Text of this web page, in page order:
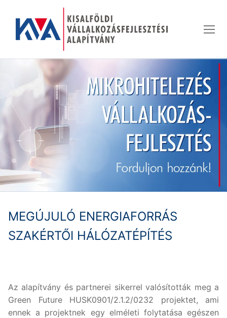
tartalomra
MEGÚJULÓ ENERGIAFORRÁS
SZAKÉRTŐI HÁLÓZATÉPÍTÉS
Az alapítvány és partnerei sikerrel valósították meg a
Green Future HUSK0901/2.1.2/0232 projektet, ami
ennek a projektnek egy elméleti folytatása egészen